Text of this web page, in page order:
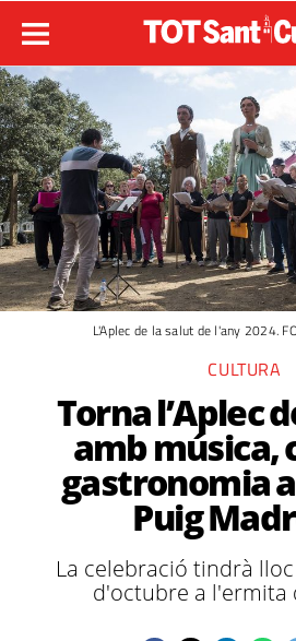
L'Aplec de la salut de l'any 2024.
CULTURA
Torna l’Aplec
amb música,
gastronomia
Puig
La celebració tindrà
d'octubre a l'ermita